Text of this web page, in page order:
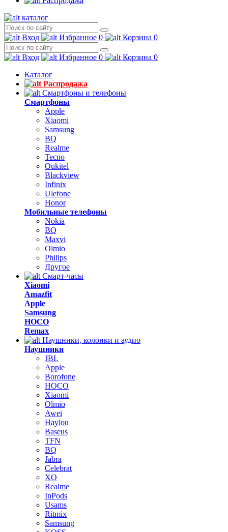
каталог
Вход Избранное 0 Корзина 0
Вход Избранное 0 Корзина 0
Каталог
Распродажа
Смартфоны и телефоны
Смартфоны
Apple
Xiaomi
Samsung
BQ
Realme
Tecno
Oukitel
Blackview
Infinix
Ulefone
Honor
Мобильные телефоны
Nokia
BQ
Maxvi
Olmio
Philips
Другое
Смарт-часы
Xiaomi
Amazfit
Apple
Samsung
HOCO
Remax
Наушники, колонки и аудио
Наушники
JBL
Apple
Borofone
HOCO
Xiaomi
Olmio
Awei
Haylou
Baseus
TFN
BQ
Jabra
Celebrat
XO
Realme
InPods
Usams
Ritmix
Samsung